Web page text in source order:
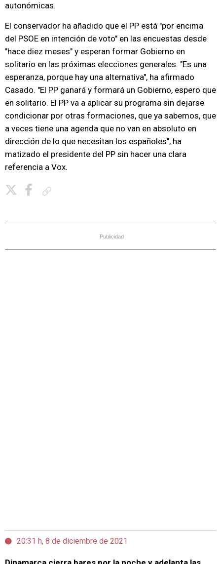
autonómicas.
El conservador ha añadido que el PP está "por encima
del PSOE en intención de voto" en las encuestas desde
"hace diez meses" y esperan formar Gobierno en
solitario en las próximas elecciones generales. "Es una
esperanza, porque hay una alternativa", ha afirmado
Casado. "El PP ganará y formará un Gobierno, espero que
en solitario. El PP va a aplicar su programa sin dejarse
condicionar por otras formaciones, que ya sabemos, que
a veces tiene una agenda que no van en absoluto en
dirección de lo que necesitan los españoles", ha
matizado el presidente del PP sin hacer una clara
referencia a Vox.
Publicidad
20:31 h, 8 de diciembre de 2021